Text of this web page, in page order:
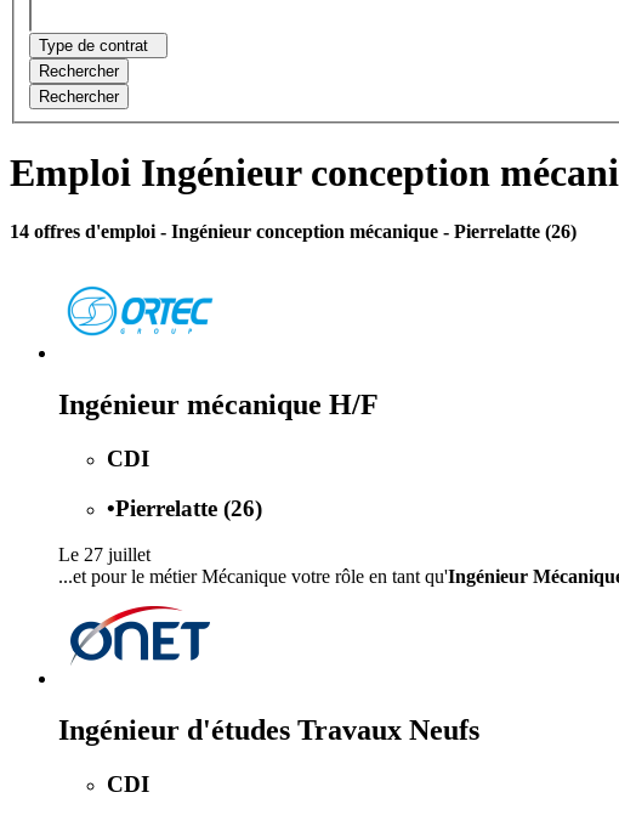
Type de contrat
Rechercher
Rechercher
Emploi Ingénieur conception
14 offres d'emploi - Ingénieur conception mécanique - Pierrelatte (26)
Ingénieur mécanique H/F
CDI
•Pierrelatte (26)
Le 27 juillet
...et pour le métier Mécanique votre rôle en tant qu'Ingénieur
Ingénieur d'études Travaux Neufs
CDI